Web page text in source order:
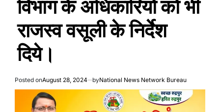
विभाग के अधिकारियों को भी
राजस्व वसूली के निर्देश
दिये।
Posted onAugust 28, 2024 byNational News Network Bureau